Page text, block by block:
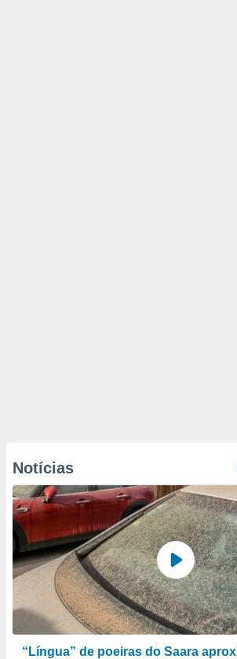
Notícias
“Língua” de poeiras do Saara